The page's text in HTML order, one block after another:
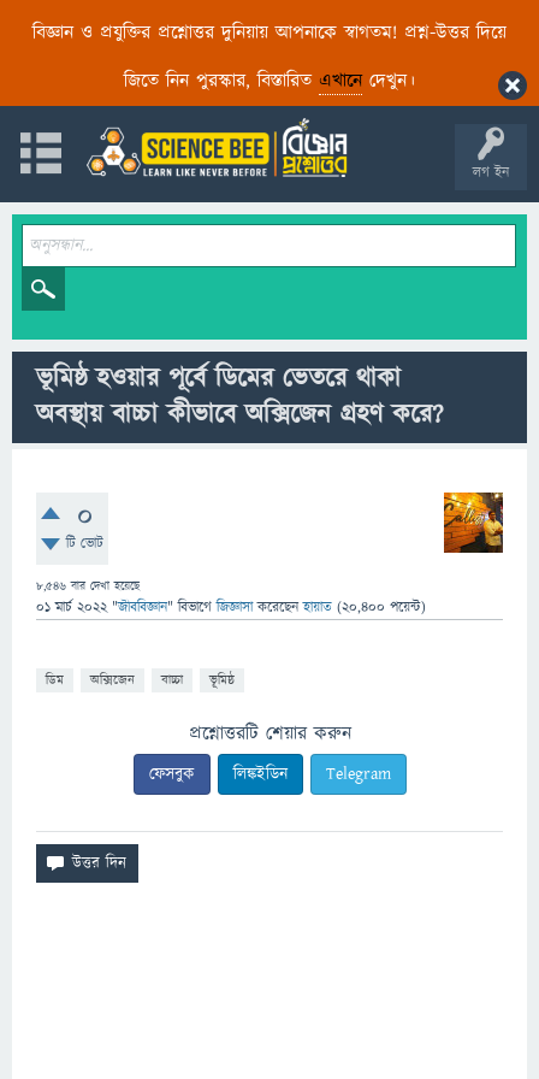
বিজ্ঞান ও প্রযুক্তির প্রশ্নোত্তর দুনিয়ায় আপনাকে স্বাগতম! প্রশ্ন-উত্তর দিয়ে
জিতে নিন পুরস্কার, বিস্তারিত এখানেদেখুন।
লগ ইন
ভূমিষ্ঠ হওয়ার পূর্বে ডিমের ভেতরে থাকা
অবস্থায় বাচ্চা কীভাবে অক্সিজেন গ্রহণ করে?
0
টি ভোট
8,546 বার দেখা হয়েছে
01 মার্চ 2022 "জীববিজ্ঞান" বিভাগে জিজ্ঞাসাকরেছেনহায়াত (20,400 পয়েন্ট)
ডিম অক্সিজেন বাচ্চা ভূমিষ্ঠ
প্রশ্নোত্তরটি শেয়ার করুন
ফেসবুক লিঙ্কইডিন Telegram